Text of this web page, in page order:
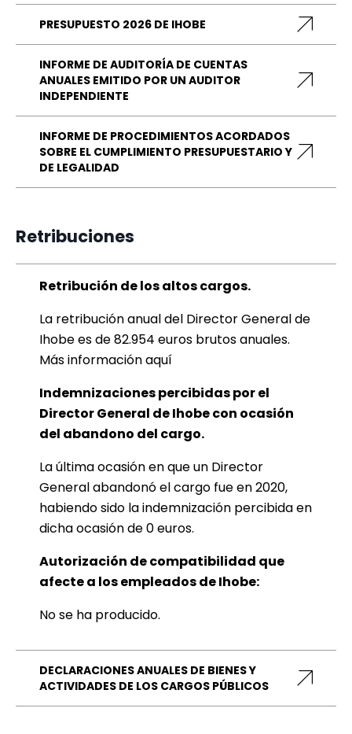
PRESUPUESTO 2026 DE IHOBE
INFORME DE AUDITORÍA DE CUENTAS
ANUALES EMITIDO POR UN AUDITOR
INDEPENDIENTE
INFORME DE PROCEDIMIENTOS ACORDADOS
SOBRE EL CUMPLIMIENTO PRESUPUESTARIO Y
DE LEGALIDAD
Retribuciones
Retribución de los altos cargos.
La retribución anual del Director General de
Ihobe es de 82.954 euros brutos anuales.
Más informaciónaquí
Indemnizaciones percibidas por el
Director General de Ihobe con ocasión
del abandono del cargo.
La última ocasión en que un Director
General abandonó el cargo fue en 2020,
habiendo sido la indemnización percibida en
dicha ocasión de 0 euros.
Autorización de compatibilidad que
afecte a los empleados de Ihobe:
No se ha producido.
DECLARACIONES ANUALES DE BIENES Y
ACTIVIDADES DE LOS CARGOS PÚBLICOS